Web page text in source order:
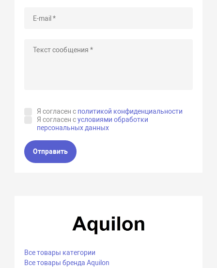
Я согласен с политикой конфиденциальности
Я согласен сусловиями обработки
персональных данных
Отправить
Все товары категории
Все товары бренда Aquilon